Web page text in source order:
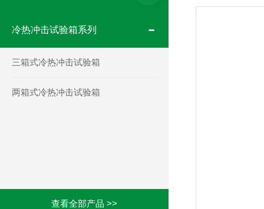
冷热冲击试验箱系列
三箱式冷热冲击试验箱
两箱式冷热冲击试验箱
查看全部产品 >>